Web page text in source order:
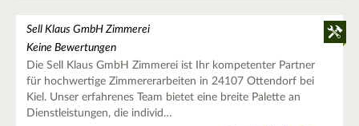
Sell Klaus GmbH Zimmerei
Keine Bewertungen
Die Sell Klaus GmbH Zimmerei ist Ihr kompetenter Partner
für hochwertige Zimmererarbeiten in 24107 Ottendorf bei
Kiel. Unser erfahrenes Team bietet eine breite Palette an
Dienstleistungen, die individ…